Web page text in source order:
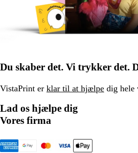
Du skaber det. Vi trykker det.
VistaPrint er klar til at hjælpe dig hele
Lad os hjælpe dig
Vores firma